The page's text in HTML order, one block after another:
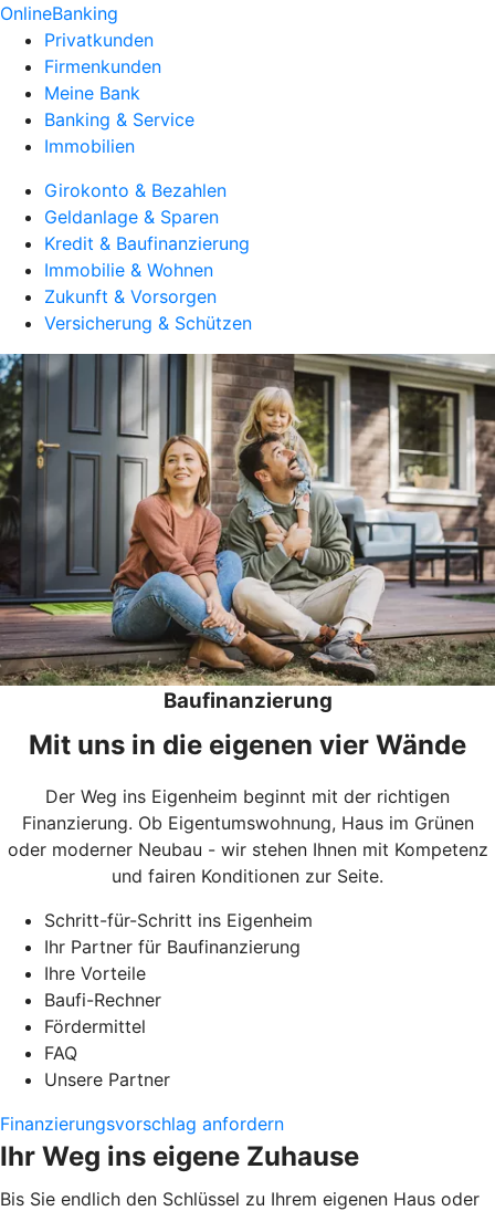
OnlineBanking
Privatkunden
Firmenkunden
Meine Bank
Banking & Service
Immobilien
Girokonto & Bezahlen
Geldanlage & Sparen
Kredit & Baufinanzierung
Immobilie & Wohnen
Zukunft & Vorsorgen
Versicherung & Schützen
Baufinanzierung
Mit uns in die eigenen vier Wände
Der Weg ins Eigenheim beginnt mit der richtigen
Finanzierung. Ob Eigentumswohnung, Haus im Grünen
oder moderner Neubau - wir stehen Ihnen mit Kompetenz
und fairen Konditionen zur Seite.
Schritt-für-Schritt ins Eigenheim
Ihr Partner für Baufinanzierung
Ihre Vorteile
Baufi-Rechner
Fördermittel
FAQ
Unsere Partner
Finanzierungsvorschlag anfordern
Ihr Weg ins eigene Zuhause
Bis Sie endlich den Schlüssel zu Ihrem eigenen Haus oder